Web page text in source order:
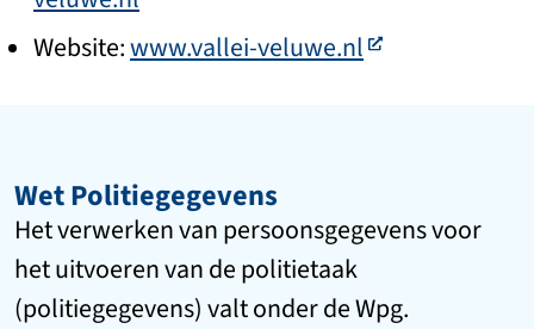
Website:www.vallei-veluwe.nl
Wet Politiegegevens
Het verwerken van persoonsgegevens voor
het uitvoeren van de politietaak
(politiegegevens) valt onder de Wpg.